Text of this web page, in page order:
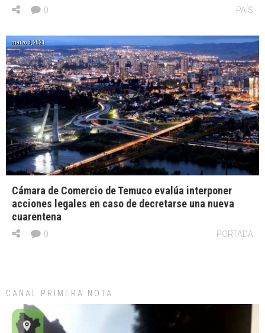
PAÍS
0
marzo 3, 2021
Cámara de Comercio de Temuco evalúa interponer
acciones legales en caso de decretarse una nueva
cuarentena
PORTADA
0
CANAL PRIMERA NOTA